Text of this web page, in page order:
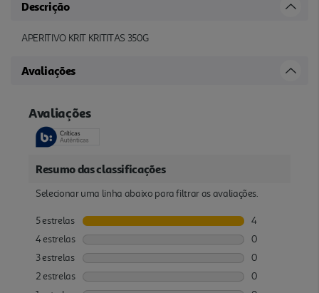
Descrição
APERITIVO KRIT KRITITAS 350G
Avaliações